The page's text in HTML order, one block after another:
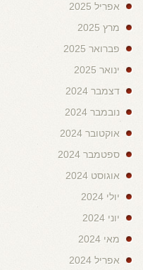
אפריל 2025
מרץ 2025
פברואר 2025
ינואר 2025
דצמבר 2024
נובמבר 2024
אוקטובר 2024
ספטמבר 2024
אוגוסט 2024
יולי 2024
יוני 2024
מאי 2024
אפריל 2024